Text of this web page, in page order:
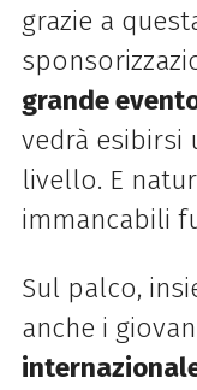
grazie a
grande
vedrà esibirsi
livello. E
immancabili
Sul palco,
anche i